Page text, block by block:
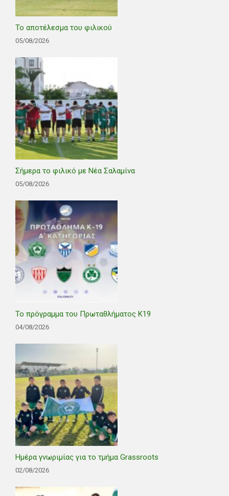
Το αποτέλεσμα του φιλικού
05/08/2026
Σήμερα το φιλικό με Νέα Σαλαμίνα
05/08/2026
Το πρόγραμμα του Πρωταθλήματος Κ19
04/08/2026
Ημέρα γνωριμίας για το τμήμα Grassroots
02/08/2026